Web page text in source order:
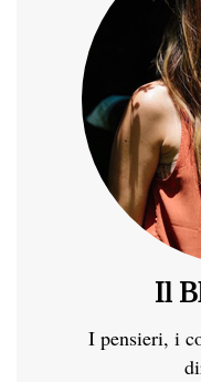
Il
I pensieri, i